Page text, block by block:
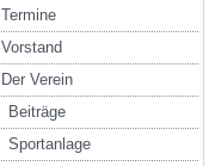
Termine
Vorstand
Der Verein
Beiträge
Sportanlage